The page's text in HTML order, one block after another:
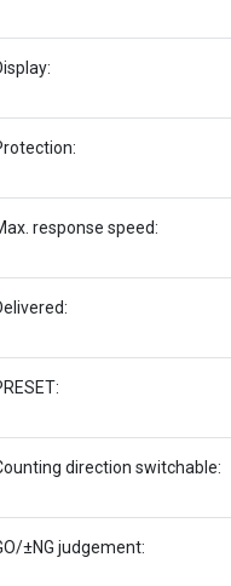
response speed:
direction switchable:
±NG judgement: